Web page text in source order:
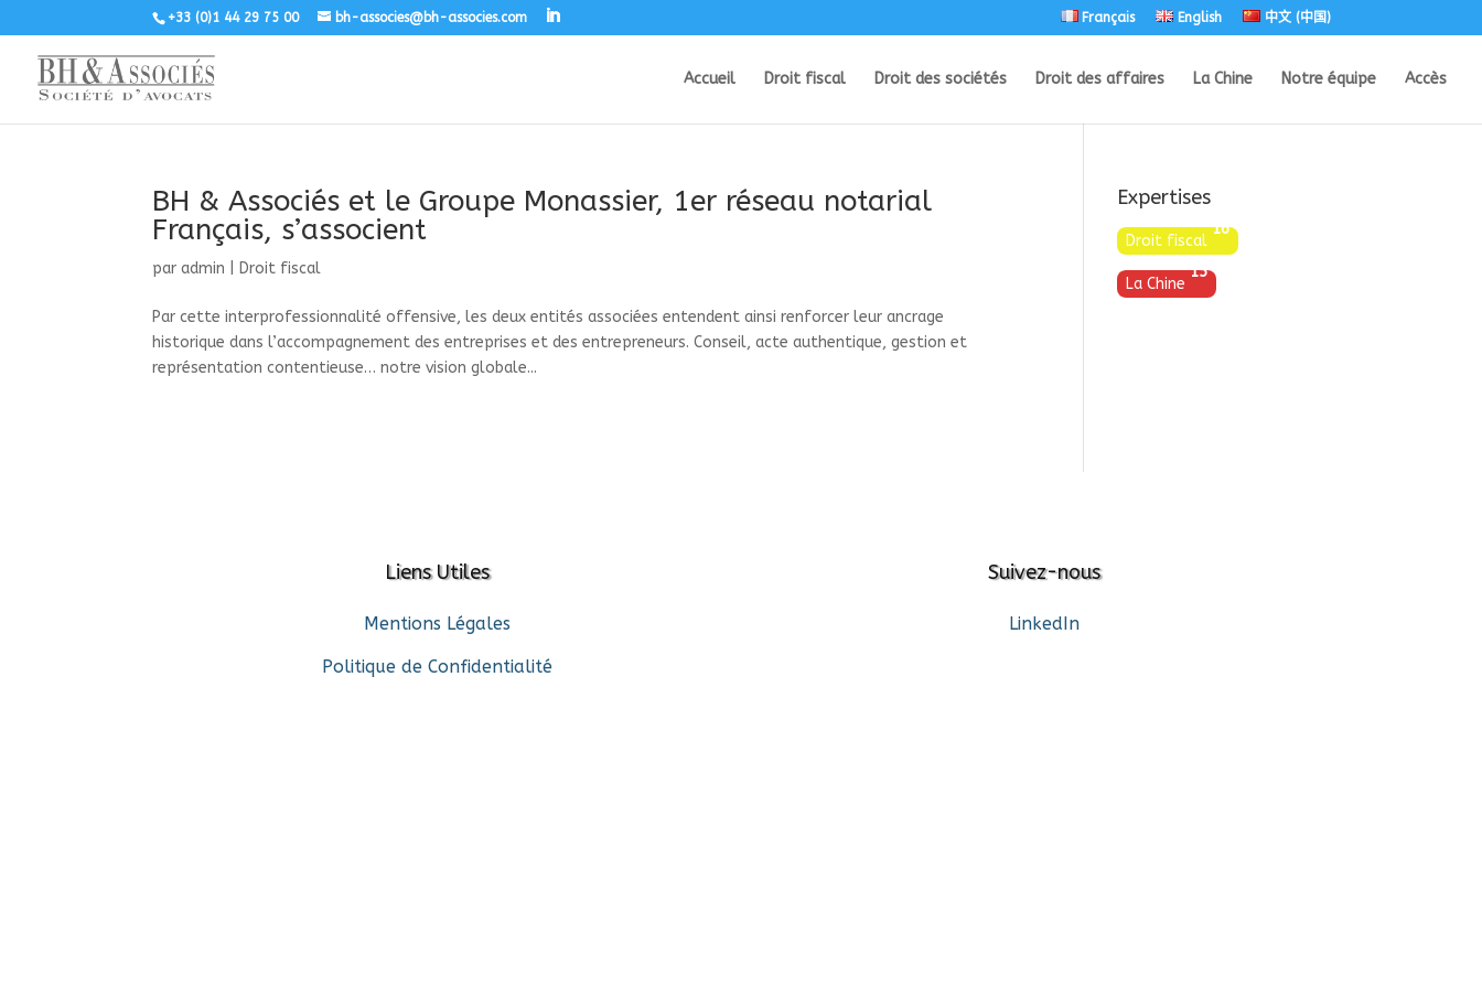
+33 (0)1 44 29 75 00 bh-associes@bh-associes.com Français English 中文 (中国)
Accueil Droit fiscal Droit des sociétés Droit des affaires La Chine Notre équipe Accès
BH & Associés et le Groupe Monassier, 1er réseau notarial
Français, s’associent
par admin Droit fiscal
Par cette interprofessionnalité offensive, les deux entités associées entendent ainsi renforcer leur ancrage
historique dans l’accompagnement des entreprises et des entrepreneurs. Conseil, acte authentique, gestion et
représentation contentieuse… notre vision globale...
Expertises
Droit fiscal
16
La Chine
15
Liens Utiles
Mentions Légales
Politique de Confidentialité
Suivez-nous
LinkedIn